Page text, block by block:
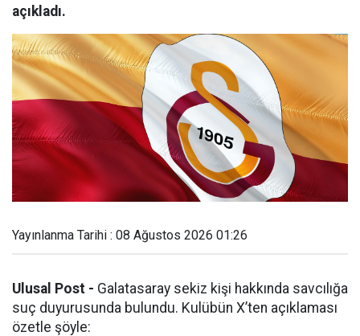
açıkladı.
Yayınlanma Tarihi : 08 Ağustos 2026 01:26
Ulusal Post - Galatasaray sekiz kişi hakkında savcılığa
suç duyurusunda bulundu. Kulübün X’ten açıklaması
özetle şöyle: